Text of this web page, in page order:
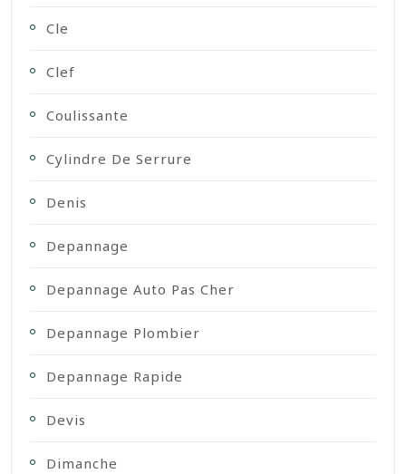
Cle
Clef
Coulissante
Cylindre De Serrure
Denis
Depannage
Depannage Auto Pas Cher
Depannage Plombier
Depannage Rapide
Devis
Dimanche